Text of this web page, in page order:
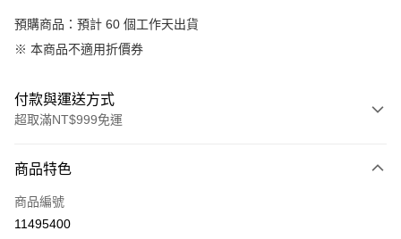
預購商品：預計 60 個工作天出貨
※ 本商品不適用折價券
付款與運送方式
超取滿NT$999免運
信用卡一次付款
超商取貨付款
商品特色
商品編號
11495400